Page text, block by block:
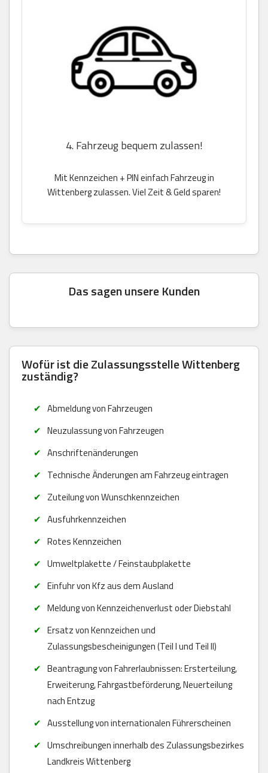
4. Fahrzeug bequem zulassen!
Mit Kennzeichen + PIN einfach Fahrzeug in
Wittenberg zulassen. Viel Zeit & Geld sparen!
Das sagen unsere Kunden
Wofür ist die Zulassungsstelle Wittenberg
zuständig?
Abmeldung von Fahrzeugen
Neuzulassung von Fahrzeugen
Anschriftenänderungen
Technische Änderungen am Fahrzeug eintragen
Zuteilung von Wunschkennzeichen
Ausfuhrkennzeichen
Rotes Kennzeichen
Umweltplakette / Feinstaubplakette
Einfuhr von Kfz aus dem Ausland
Meldung von Kennzeichenverlust oder Diebstahl
Ersatz von Kennzeichen und
Zulassungsbescheinigungen (Teil I und Teil II)
Beantragung von Fahrerlaubnissen: Ersterteilung,
Erweiterung, Fahrgastbeförderung, Neuerteilung
nach Entzug
Ausstellung von internationalen Führerscheinen
Umschreibungen innerhalb des Zulassungsbezirkes
Landkreis Wittenberg